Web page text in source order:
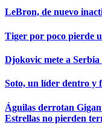
LeBron, de nuevo
Tiger por poco pierde
Djokovic mete a Serbia
Soto, un líder dentro y
Águilas derrotan
Estrellas no pierden